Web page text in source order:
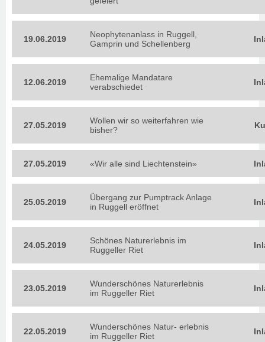
19.06.2019
Neophytenanlass in Ruggell,
Gamprin und Schellenberg
12.06.2019
Ehemalige Mandatare
verabschiedet
27.05.2019
Wollen wir so weiterfahren wie
bisher?
27.05.2019 «Wir alle sind Liechtenstein»
25.05.2019
Übergang zur Pumptrack Anlage
in Ruggell eröffnet
24.05.2019
Schönes Naturerlebnis im
Ruggeller Riet
23.05.2019
Wunderschönes Naturerlebnis
im Ruggeller Riet
22.05.2019
Wunderschönes Natur- erlebnis
im Ruggeller Riet